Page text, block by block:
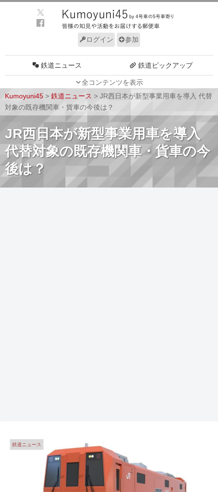
ログイン 参加
全コンテンツを表示
鉄道ニュース 鉄道ピックアップ
車両技術
ルール サイトについて
Kumoyuni45 > 鉄道ニュース > JR西日本が新型事業用車を導入 代替
対象の既存機関車・貨車の今後は？
JR西日本が新型事業用車を導入
代替対象の既存機関車・貨車の今
後は？
鉄道ニュース